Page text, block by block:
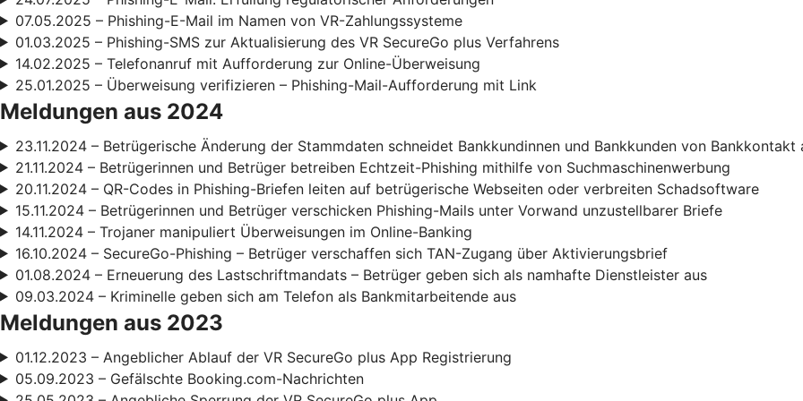
07.05.2025 – Phishing-E-Mail im Namen von VR-Zahlungssysteme
01.03.2025 – Phishing-SMS zur Aktualisierung des VR SecureGo plus Verfahrens
14.02.2025 – Telefonanruf mit Aufforderung zur Online-Überweisung
25.01.2025 – Überweisung verifizieren – Phishing-Mail-Aufforderung mit Link
Meldungen aus 2024
23.11.2024 – Betrügerische Änderung der Stammdaten schneidet Bankkundinnen und Bankkunden von Bankkontakt
21.11.2024 – Betrügerinnen und Betrüger betreiben Echtzeit-Phishing mithilfe von Suchmaschinenwerbung
20.11.2024 – QR-Codes in Phishing-Briefen leiten auf betrügerische Webseiten oder verbreiten Schadsoftware
15.11.2024 – Betrügerinnen und Betrüger verschicken Phishing-Mails unter Vorwand unzustellbarer Briefe
14.11.2024 – Trojaner manipuliert Überweisungen im Online-Banking
16.10.2024 – SecureGo-Phishing – Betrüger verschaffen sich TAN-Zugang über Aktivierungsbrief
01.08.2024 – Erneuerung des Lastschriftmandats – Betrüger geben sich als namhafte Dienstleister aus
09.03.2024 – Kriminelle geben sich am Telefon als Bankmitarbeitende aus
Meldungen aus 2023
01.12.2023 – Angeblicher Ablauf der VR SecureGo plus App Registrierung
05.09.2023 – Gefälschte Booking.com-Nachrichten